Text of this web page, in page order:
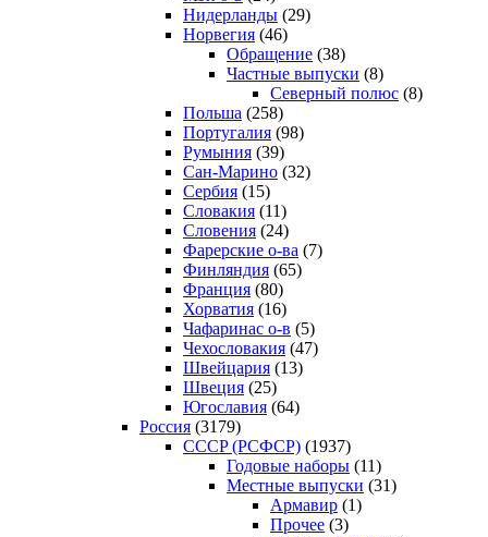
Нидерланды (29)
Норвегия (46)
Обращение (38)
Частные выпуски (8)
Северный полюс (8)
Польша (258)
Португалия (98)
Румыния (39)
Сан-Марино (32)
Сербия (15)
Словакия (11)
Словения (24)
Фарерские о-ва (7)
Финляндия (65)
Франция (80)
Хорватия (16)
Чафаринас о-в (5)
Чехословакия (47)
Швейцария (13)
Швеция (25)
Югославия (64)
Россия (3179)
CCCP (РСФСР) (1937)
Годовые наборы (11)
Местные выпуски (31)
Армавир (1)
Прочее (3)